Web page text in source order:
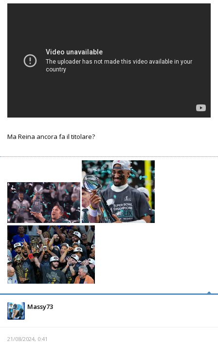
Ma Reina ancora fa il titolare?
Massy73
21/08/2024, 0:41